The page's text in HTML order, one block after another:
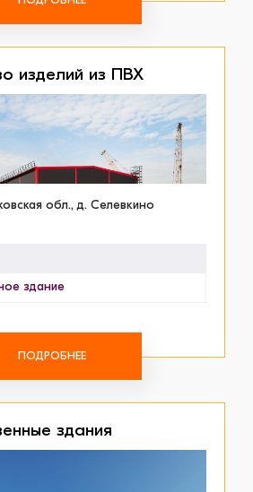
изделий из ПВХ
обл., д. Селевкино
здание
ПОДРОБНЕЕ
здания